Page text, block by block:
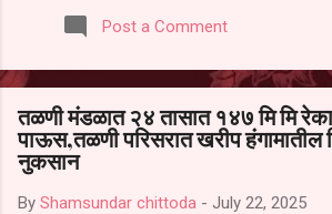
पालकांना देण्यात आली नसल्याने मोठ्या संख्येने पालक
नाहीत. तसेच सर्व पालकांना विश्वासात न घेता निवड
करण्यात यावी आणि सर्व पालकांच्या उपस्थितीत मतदान
फेरनिवडणूक घेण्यात यावी, अशी मागणी पालकांनी केली
जिल्हा शिक्षण अधिकारी (प्राथमिक), जालना तसेच
परतूर यांनाही पाठविण्यात आल्या असून प्रशासन
पालकांचे लक्ष लागले आहे. या न...
Post a Comment
तळणी मंडळात २४ तासात १४७ मि मि
पाऊस,तळणी परिसरात खरीप हंगामातील
नुकसान
By Shamsundar chittoda - July 22, 2025